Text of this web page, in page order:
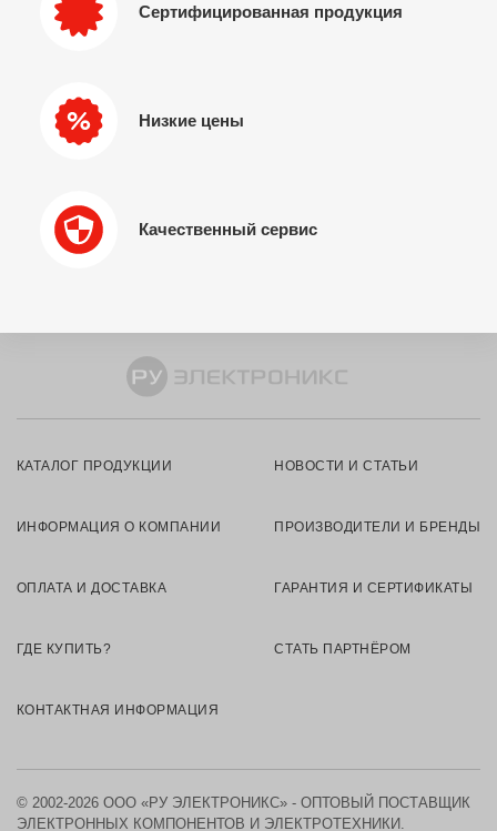
Сертифицированная продукция
Низкие цены
Качественный сервис
КАТАЛОГ ПРОДУКЦИИ НОВОСТИ И СТАТЬИ
ИНФОРМАЦИЯ О КОМПАНИИ ПРОИЗВОДИТЕЛИ И БРЕНДЫ
ОПЛАТА И ДОСТАВКА ГАРАНТИЯ И СЕРТИФИКАТЫ
ГДЕ КУПИТЬ? СТАТЬ ПАРТНЁРОМ
КОНТАКТНАЯ ИНФОРМАЦИЯ
© 2002-2026 ООО «РУ ЭЛЕКТРОНИКС» - ОПТОВЫЙ ПОСТАВЩИК
ЭЛЕКТРОННЫХ КОМПОНЕНТОВ И ЭЛЕКТРОТЕХНИКИ.